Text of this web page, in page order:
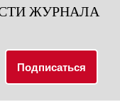
ЖУРНАЛА